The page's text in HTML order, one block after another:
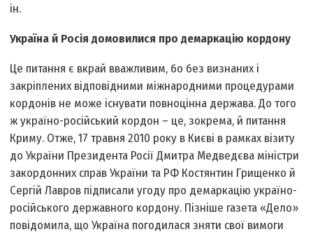
ін.
Україна й Росія домовилися про демаркацію кордону
Це питання є вкрай вважливим, бо без визнаних і
закріплених відповідними міжнародними процедурами
кордонів не може існувати повноцінна держава. До того
ж україно-російський кордон – це, зокрема, й питання
Криму. Отже, 17 травня 2010 року в Києві в рамках візиту
до України Президента Росії Дмитра Медведєва міністри
закордонних справ України та РФ Костянтин Грищенко й
Сергій Лавров підписали угоду про демаркацію україно-
російського державного кордону. Пізніше газета «Дело»
повідомила, що Україна погодилася зняти свої вимоги